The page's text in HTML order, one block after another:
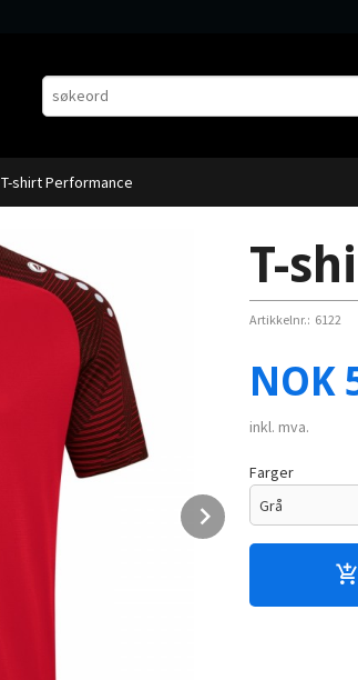
T-shirt Performance
Next
T-
Artikkelnr.: 6122
Pris
NOK
inkl. mva.
Farger